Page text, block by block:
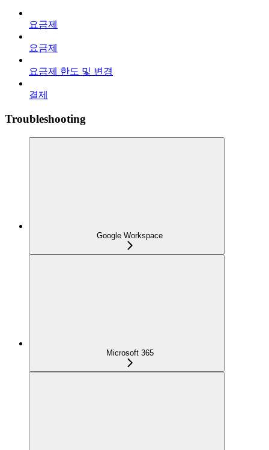
요금제
요금제
요금제 한도 및 변경
결제
Troubleshooting
Google Workspace
Microsoft 365